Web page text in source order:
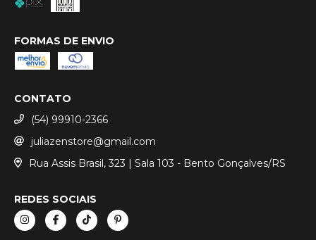
FORMAS DE ENVIO
CONTATO
(54) 99910-2366
juliazenstore@gmail.com
Rua Assis Brasil, 323 | Sala 103 - Bento Gonçalves/RS
REDES SOCIAIS